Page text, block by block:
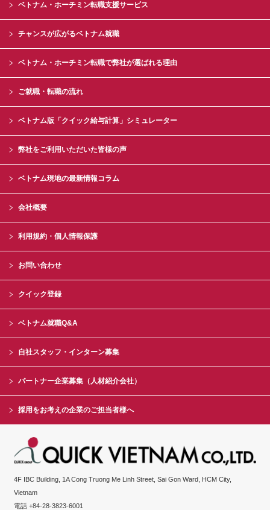
ベトナム・ホーチミン転職支援サービス
チャンスが広がるベトナム就職
ベトナム・ホーチミン転職で弊社が選ばれる理由
ご就職・転職の流れ
ベトナム版「クイック給与計算」シミュレーター
弊社をご利用いただいた皆様の声
ベトナム現地の最新情報コラム
会社概要
利用規約・個人情報保護
お問い合わせ
クイック登録
ベトナム就職Q&A
自社スタッフ・インターン募集
パートナー企業募集（人材紹介会社）
採用をお考えの企業のご担当者様へ
4F IBC Building, 1A Cong Truong Me Linh Street, Sai Gon Ward, HCM City,
Vietnam
電話 +84-28-3823-6001